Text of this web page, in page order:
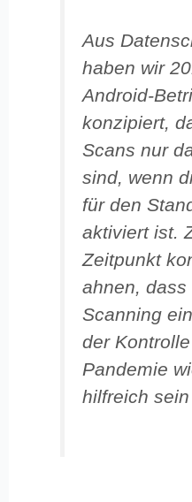
Aus
haben wir
Android-
konzipiert,
Scans nur
sind, wenn
für den
aktiviert ist.
Zeitpunkt
ahnen, dass
Scanning
der
Pandemie
hilfreich sein